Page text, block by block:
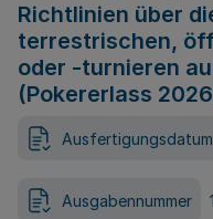
Richtlinien über
terrestrischen,
oder -turnieren
(Pokererlass
Ausfertigungsdatum
Ausgabennummer